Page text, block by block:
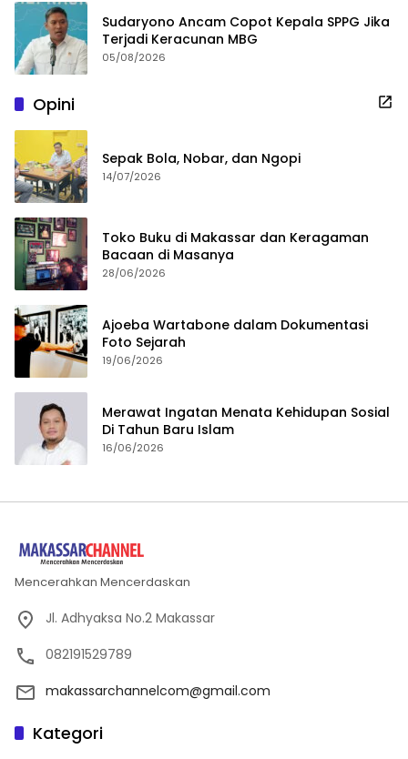
Sudaryono Ancam Copot Kepala SPPG Jika
Terjadi Keracunan MBG
05/08/2026
Opini
Sepak Bola, Nobar, dan Ngopi
14/07/2026
Toko Buku di Makassar dan Keragaman
Bacaan di Masanya
28/06/2026
Ajoeba Wartabone dalam Dokumentasi
Foto Sejarah
19/06/2026
Merawat Ingatan Menata Kehidupan Sosial
Di Tahun Baru Islam
16/06/2026
Mencerahkan Mencerdaskan
Jl. Adhyaksa No.2 Makassar
082191529789
makassarchannelcom@gmail.com
Kategori